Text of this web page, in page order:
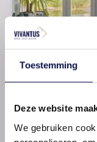
Toestemming
Deze website
We gebruiken